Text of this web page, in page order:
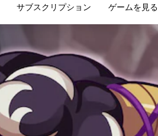
サブスクリプション ゲームを見る